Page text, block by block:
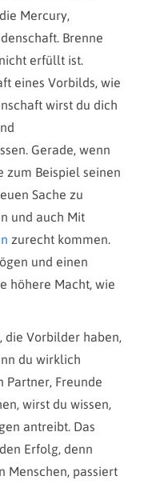
Mercury,
Brenne
erfüllt ist.
eines Vorbilds, wie
wirst du dich
Gerade, wenn
zum Beispiel seinen
Sache zu
und auch Mit
zurecht kommen.
und einen
höhere Macht, wie
die Vorbilder haben,
du wirklich
Partner, Freunde
wirst du wissen,
antreibt. Das
Erfolg, denn
Menschen, passiert